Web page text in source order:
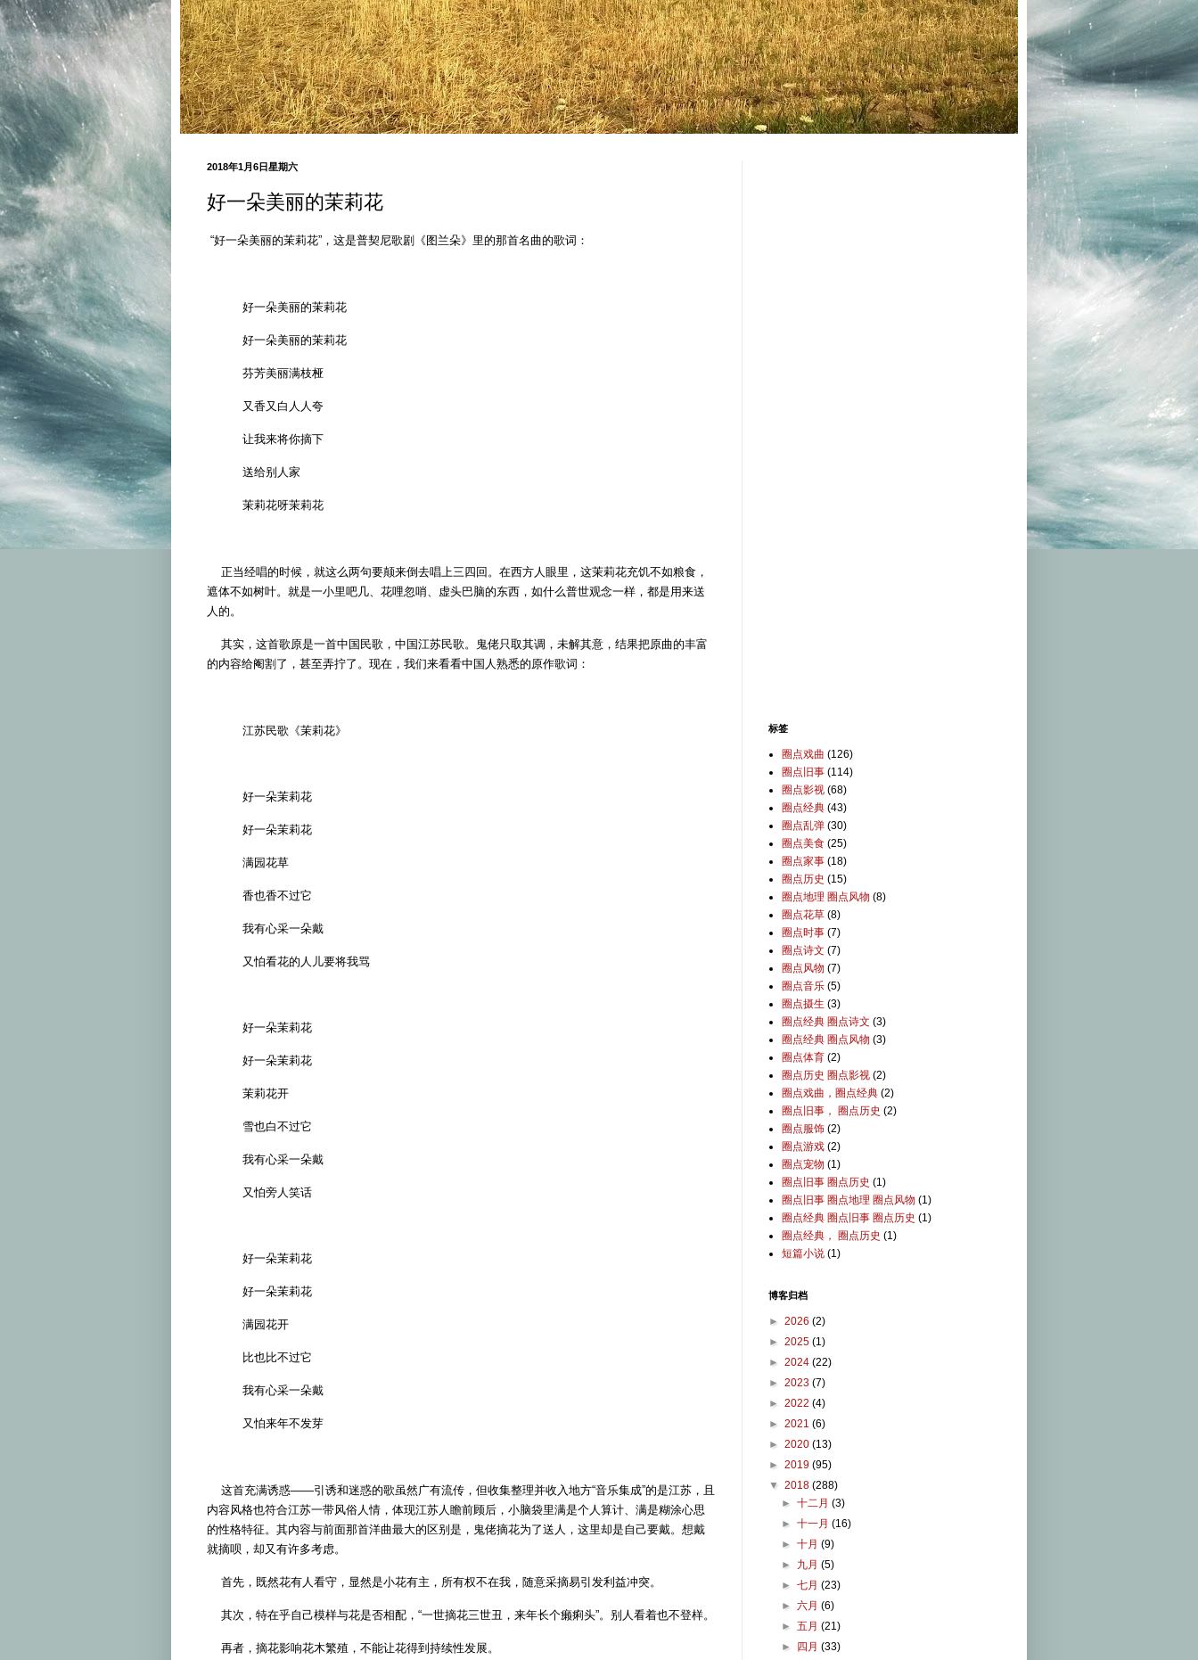
2018年1月6日星期六
好一朵美丽的茉莉花
“好一朵美丽的茉莉花”，这是普契尼歌剧《图兰朵》里的那首名曲的歌词：
好一朵美丽的茉莉花
好一朵美丽的茉莉花
芬芳美丽满枝桠
又香又白人人夸
让我来将你摘下
送给别人家
茉莉花呀茉莉花
正当经唱的时候，就这么两句要颠来倒去唱上三四回。在西方人眼里，这茉莉花充饥不如粮食，
遮体不如树叶。就是一小里吧几、花哩忽哨、虚头巴脑的东西，如什么普世观念一样，都是用来送
人的。
其实，这首歌原是一首中国民歌，中国江苏民歌。鬼佬只取其调，未解其意，结果把原曲的丰富
的内容给阉割了，甚至弄拧了。现在，我们来看看中国人熟悉的原作歌词：
江苏民歌《茉莉花》
好一朵茉莉花
好一朵茉莉花
满园花草
香也香不过它
我有心采一朵戴
又怕看花的人儿要将我骂
好一朵茉莉花
好一朵茉莉花
茉莉花开
雪也白不过它
我有心采一朵戴
又怕旁人笑话
好一朵茉莉花
好一朵茉莉花
满园花开
比也比不过它
我有心采一朵戴
又怕来年不发芽
这首充满诱惑——引诱和迷惑的歌虽然广有流传，但收集整理并收入地方“音乐集成”的是江苏，且
内容风格也符合江苏一带风俗人情，体现江苏人瞻前顾后，小脑袋里满是个人算计、满是糊涂心思
的性格特征。其内容与前面那首洋曲最大的区别是，鬼佬摘花为了送人，这里却是自己要戴。想戴
就摘呗，却又有许多考虑。
首先，既然花有人看守，显然是小花有主，所有权不在我，随意采摘易引发利益冲突。
其次，特在乎自己模样与花是否相配，“一世摘花三世丑，来年长个癞痢头”。别人看着也不登样。
再者，摘花影响花木繁殖，不能让花得到持续性发展。
标签
圈点戏曲 (126)
圈点旧事 (114)
圈点影视 (68)
圈点经典 (43)
圈点乱弹 (30)
圈点美食 (25)
圈点家事 (18)
圈点历史 (15)
圈点地理 圈点风物 (8)
圈点花草 (8)
圈点时事 (7)
圈点诗文 (7)
圈点风物 (7)
圈点音乐 (5)
圈点摄生 (3)
圈点经典 圈点诗文 (3)
圈点经典 圈点风物 (3)
圈点体育 (2)
圈点历史 圈点影视 (2)
圈点戏曲，圈点经典 (2)
圈点旧事， 圈点历史 (2)
圈点服饰 (2)
圈点游戏 (2)
圈点宠物 (1)
圈点旧事 圈点历史 (1)
圈点旧事 圈点地理 圈点风物 (1)
圈点经典 圈点旧事 圈点历史 (1)
圈点经典， 圈点历史 (1)
短篇小说 (1)
博客归档
► 2026 (2)
► 2025 (1)
► 2024 (22)
► 2023 (7)
► 2022 (4)
► 2021 (6)
► 2020 (13)
► 2019 (95)
▼ 2018 (288)
►十二月(3)
►十一月(16)
►十月(9)
► 九月(5)
►七月(23)
►六月(6)
►五月(21)
►
四月(33)